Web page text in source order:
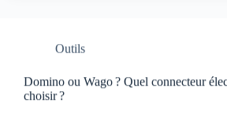
Outils
Domino ou Wago ? Quel connecteur
choisir ?